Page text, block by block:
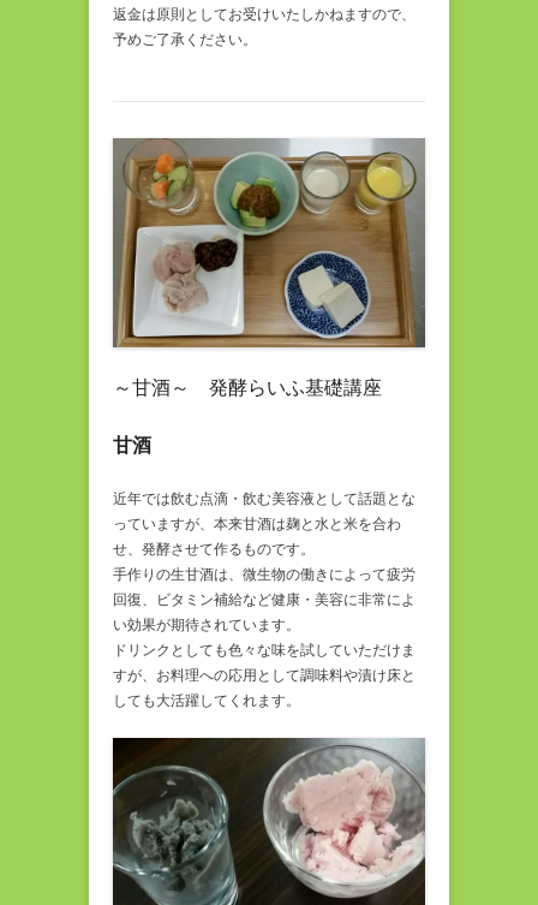
返金は原則としてお受けいたしかねますので、
予めご了承ください。
～甘酒～ 発酵らいふ基礎講座
甘酒
近年では飲む点滴・飲む美容液として話題とな
っていますが、本来甘酒は麹と水と米を合わ
せ、発酵させて作るものです。
手作りの生甘酒は、微生物の働きによって疲労
回復、ビタミン補給など健康・美容に非常によ
い効果が期待されています。
ドリンクとしても色々な味を試していただけま
すが、お料理への応用として調味料や漬け床と
しても大活躍してくれます。